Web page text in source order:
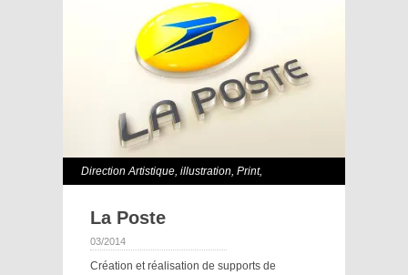
Direction Artistique, illustration, Print,
La Poste
03/2014
Création et réalisation de supports de